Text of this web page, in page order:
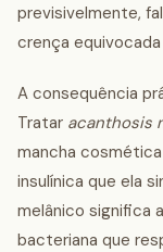
previsivelmente,
crença
A consequência
Tratar acanthosis
mancha
insulínica que ela
melânico significa
bacteriana que